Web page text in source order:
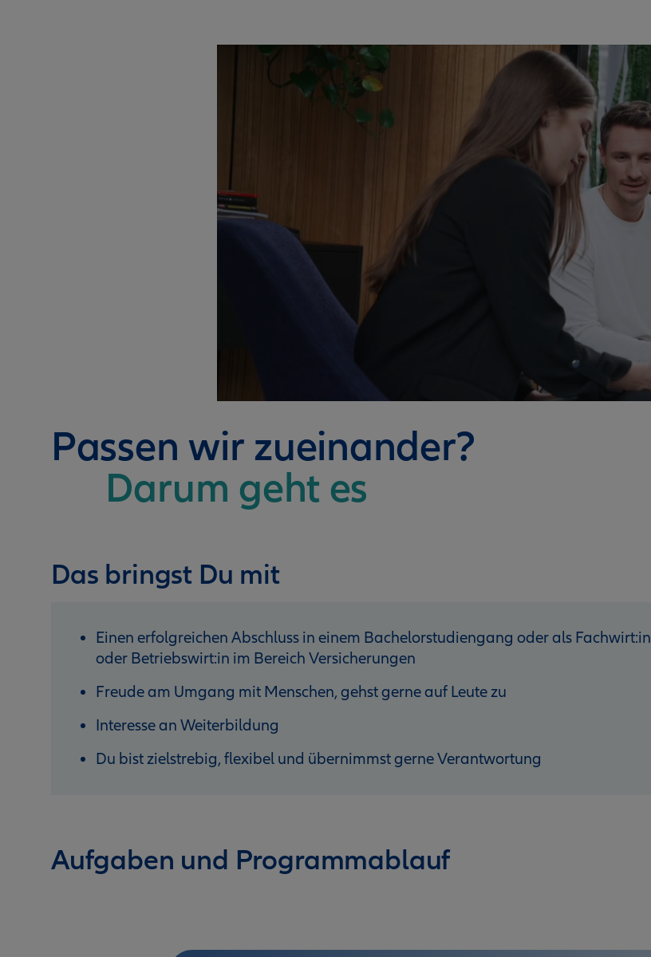
Passen wir zueinander?
Darum geht es
Das bringst Du mit
Einen erfolgreichen Abschluss in einem Bachelorstudiengang oder als Fachwirt:in
oder Betriebswirt:in im Bereich Versicherungen
Freude am Umgang mit Menschen, gehst gerne auf Leute zu
Interesse an Weiterbildung
Du bist zielstrebig, flexibel und übernimmst gerne Verantwortung
Aufgaben und Programmablauf